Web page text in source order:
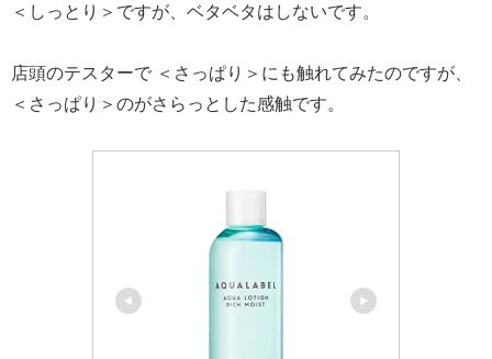
＜しっとり＞ですが、ベタベタはしないです。
店頭のテスターで ＜さっぱり＞にも触れてみたのですが、
＜さっぱり＞のがさらっとした感触です。